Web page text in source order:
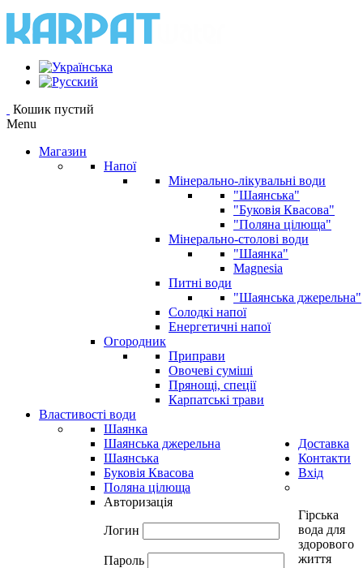
Кошик пустий
Menu
Магазин
Напої
Мінерально-лікувальні води
"Шаянська"
"Буковія Квасова"
"Поляна цілюща"
Мінерально-столові води
"Шаянка"
Magnesia
Питні води
"Шаянська джерельна"
Солодкі напої
Енергетичні напої
Огородник
Приправи
Овочеві суміші
Прянощі, спеції
Карпатські трави
Властивості води
Шаянка
Шаянська джерельна
Шаянська
Буковія Квасова
Поляна цілюща
Доставка
Контакти
Вхід
Авторизація
Логин
Пароль
Гірська
вода для
здорового
життя